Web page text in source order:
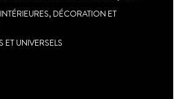
DÉCORATION ET
ET UNIVERSELS